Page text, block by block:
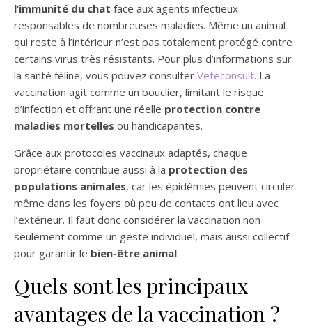
l’immunité du chat face aux agents infectieux
responsables de nombreuses maladies. Même un animal
qui reste à l’intérieur n’est pas totalement protégé contre
certains virus très résistants. Pour plus d’informations sur
la santé féline, vous pouvez consulter Veteconsult. La
vaccination agit comme un bouclier, limitant le risque
d’infection et offrant une réelle protection contre
maladies mortelles ou handicapantes.
Grâce aux protocoles vaccinaux adaptés, chaque
propriétaire contribue aussi à la protection des
populations animales, car les épidémies peuvent circuler
même dans les foyers où peu de contacts ont lieu avec
l’extérieur. Il faut donc considérer la vaccination non
seulement comme un geste individuel, mais aussi collectif
pour garantir le bien-être animal.
Quels sont les principaux
avantages de la vaccination ?